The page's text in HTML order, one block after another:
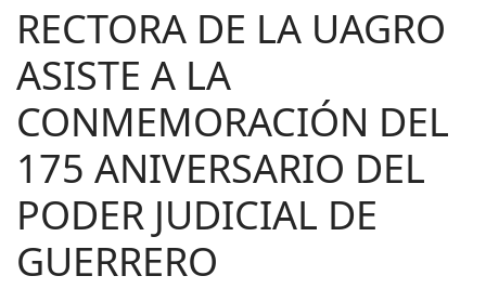
RECTORA DE LA UAGRO
ASISTE A LA
CONMEMORACIÓN DEL
175 ANIVERSARIO DEL
PODER JUDICIAL DE
GUERRERO